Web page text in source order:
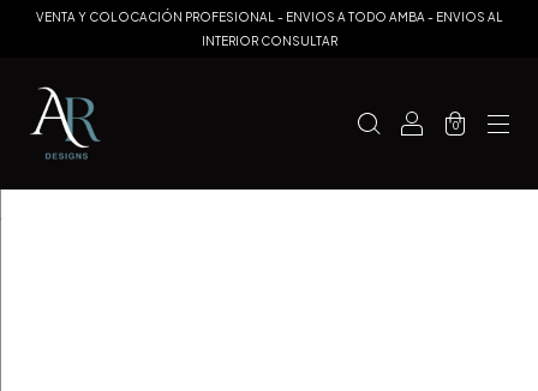
VENTA Y COLOCACIÓN PROFESIONAL - ENVIOS A TODO AMBA - ENVIOS AL
INTERIOR CONSULTAR
0